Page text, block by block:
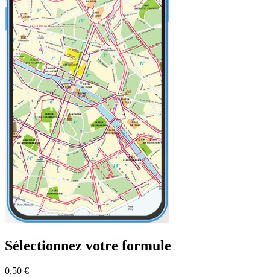
Sélectionnez votre formule
0,50 €